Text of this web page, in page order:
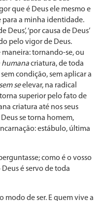
que é Deus ele mesmo e
a minha identidade.
Deus’, ‘por causa de Deus’
pelo vigor de Deus.
tornando-se, ou
humanacriatura, de toda
condição, sem aplicar a
sem seelevar, na radical
superior pelo fato de
criatura até nos seus
se torna homem,
estábulo, última
como é o vosso
é servo de toda
modo de ser. E quem vive a